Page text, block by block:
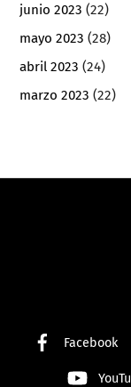
junio 2023 (22)
mayo 2023 (28)
abril 2023 (24)
marzo 2023 (22)
Facebook